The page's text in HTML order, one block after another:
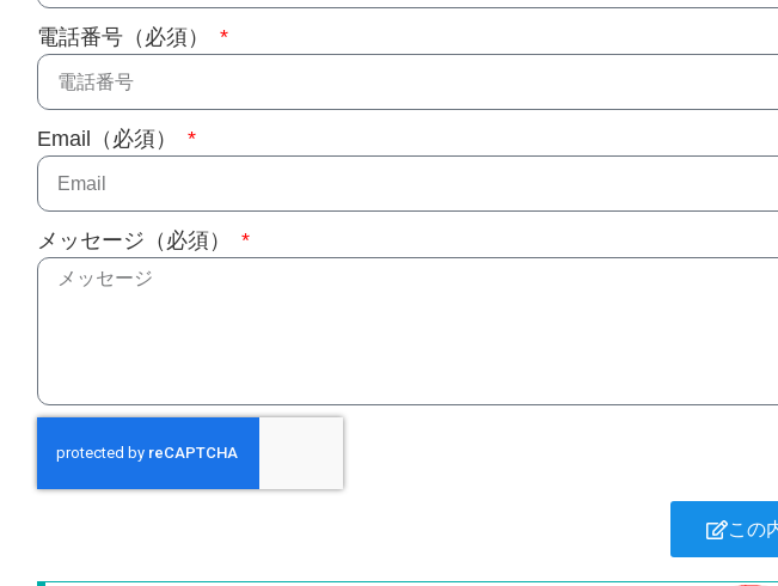
電話番号（必須）
Email（必須）
メッセージ（必須）
この